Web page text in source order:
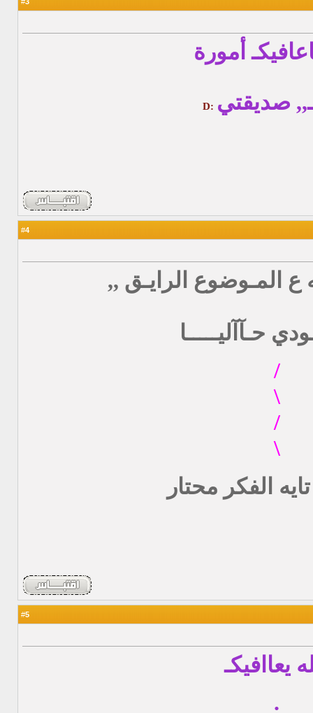
أمورة
صديقتي :D
4
ع المـوضوع الرايـق ,,
حـآآليـــــا
/
\
/
\
الفكر محتار
5
يعاافيكـ
.